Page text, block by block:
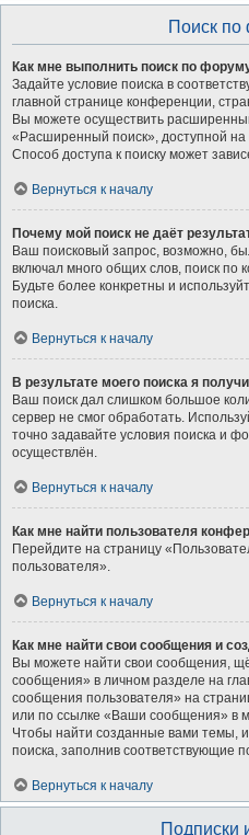
Поиск
Как мне выполнить поиск по
Задайте условие поиска в
главной странице конференции,
Вы можете осуществить
«Расширенный поиск», доступной
Способ доступа к поиску может
Вернуться к началу
Почему мой поиск не даёт
Ваш поисковый запрос, возможно,
включал много общих слов, поиск по
Будьте более конкретны и
поиска.
Вернуться к началу
В результате моего поиска я
Ваш поиск дал слишком большое
сервер не смог обработать.
точно задавайте условия поиска и
осуществлён.
Вернуться к началу
Как мне найти пользователя
Перейдите на страницу
пользователя».
Вернуться к началу
Как мне найти свои сообщения и
Вы можете найти свои сообщения,
сообщения» в личном разделе на
сообщения пользователя» на
или по ссылке «Ваши сообщения» в
Чтобы найти созданные вами темы,
поиска, заполнив соответствующие
Вернуться к началу
Подписки